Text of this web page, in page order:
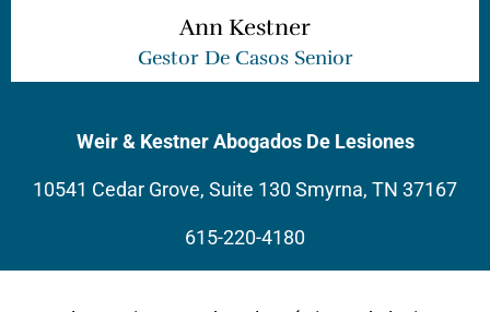
Ann Kestner
Gestor De Casos Senior
Weir & Kestner Abogados De Lesiones
10541 Cedar Grove, Suite 130 Smyrna, TN 37167
615-220-4180